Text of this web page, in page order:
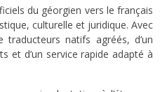
du géorgien vers le français
culturelle et juridique. Avec
traducteurs natifs agréés, d’un
et d’un service rapide adapté à